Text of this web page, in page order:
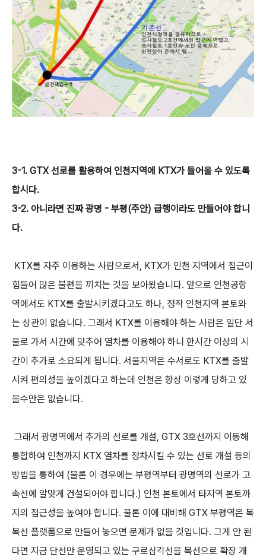
3-1. GTX 선로를 활용하여 인천지역에 KTX가 들어올 수 있도록
합시다.
3-2. 아니라면 진짜 광명 - 부평(주안) 급행이라도 만들어야 합니
다.
KTX를 자주 이용하는 사람으로서, KTX가 인천 지역에서 접근이
힘들어 많은 불편을 끼치는 것을 보아왔습니다. 앞으로 인천공항
역에서도 KTX를 출발시키겠다고도 하나, 정작 인천지역 본토와
는 상관이 없습니다. 그래서 KTX를 이용해야 하는 사람은 일단 서
울로 가서 시간에 맞추어 열차를 이용해야 하니 한시간 이상의 시
간이 추가로 소요되게 됩니다. 서울지역은 수서로도 KTX를 출발
시켜 편의성을 높이겠다고 하는데 인천은 항상 이렇게 당하고 있
을수만은 없습니다.
그래서 광명역에서 추가의 선로를 개설, GTX 3호선까지 이동해
통합하여 인천까지 KTX 열차를 정차시킬 수 있는 선로 개설 등의
방법을 통하여 (물론 이 경우에는 부평역부터 광명역의 선로가 고
속선에 알맞게 건설되어야 합니다.) 인천 본토에서 타지역 본토까
지의 접근성을 높여야 합니다. 물론 이에 대비해 GTX 부평역은 복
복선 플랫폼으로 만들어 놓으면 문제가 없을 것입니다. 그게 안 된
다면 지금 단선만 운영되고 있는 구로삼각선을 복선으로 확장 개